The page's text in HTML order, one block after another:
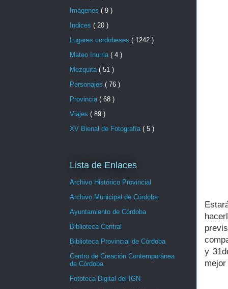
y
Imágenes ( 9 )
Indices ( 20 )
Lugares cordobeses ( 1242 )
Mateo Inurria ( 4 )
Mezquita ( 51 )
Personajes ( 76 )
Provincia ( 68 )
Viajes ( 89 )
XV Bienal de Fotografía ( 5 )
Lista de Enlaces
Archivo Histórico Provincial
Archivo Municipal de Córdoba
Ayuntamiento de Córdoba
Biblioteca Central
Biblioteca Provincial de Córdoba
Centro de Creación Contemporánea
de Córdoba
Fototeca Digital del IGN